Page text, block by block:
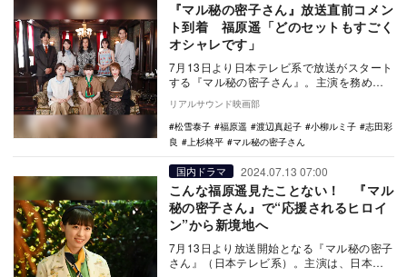
『マル秘の密子さん』放送直前コメン
ト到着 福原遥「どのセットもすごく
オシャレです」
7月13日より日本テレビ系で放送がスタート
する『マル秘の密子さん』。主演を務める
福原遥らキャスト陣より放送直前コメント
が到着した…
リアルサウンド映画部
松雪泰子
福原遥 渡辺真起子 小柳ルミ子
志田彩
良
上杉柊平 マル秘の密子さん
国内ドラマ 2024.07.13 07:00
こんな福原遥見たことない！ 『マル
秘の密子さん』で“応援されるヒロイ
ン”から新境地へ
7月13日より放送開始となる『マル秘の密子
さん』（日本テレビ系）。主演は、日本テ